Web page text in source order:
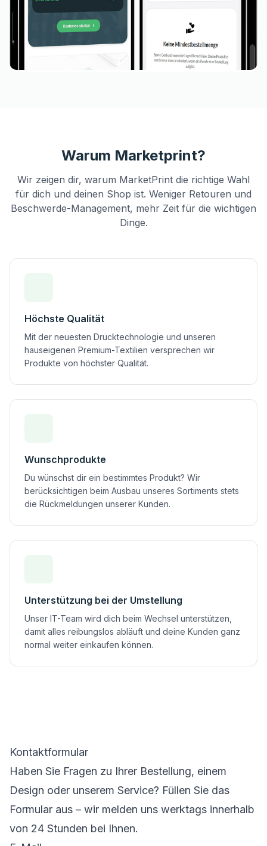
Warum Marketprint?
Wir zeigen dir, warum MarketPrint die richtige Wahl
für dich und deinen Shop ist. Weniger Retouren und
Beschwerde-Management, mehr Zeit für die wichtigen
Dinge.
Höchste Qualität
Mit der neuesten Drucktechnologie und unseren
hauseigenen Premium-Textilien versprechen wir
Produkte von höchster Qualität.
Wunschprodukte
Du wünschst dir ein bestimmtes Produkt? Wir
berücksichtigen beim Ausbau unseres Sortiments stets
die Rückmeldungen unserer Kunden.
Unterstützung bei der Umstellung
Unser IT-Team wird dich beim Wechsel unterstützen,
damit alles reibungslos abläuft und deine Kunden ganz
normal weiter einkaufen können.
Kontaktformular
Haben Sie Fragen zu Ihrer Bestellung, einem
Design oder unserem Service? Füllen Sie das
Formular aus – wir melden uns werktags innerhalb
von 24 Stunden bei Ihnen.